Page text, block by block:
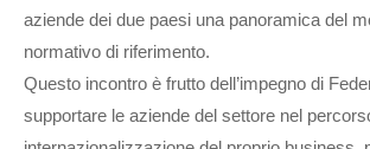
aziende dei due paesi una panoramica del
normativo di riferimento.
Questo incontro è frutto dell’impegno di
supportare le aziende del settore nel